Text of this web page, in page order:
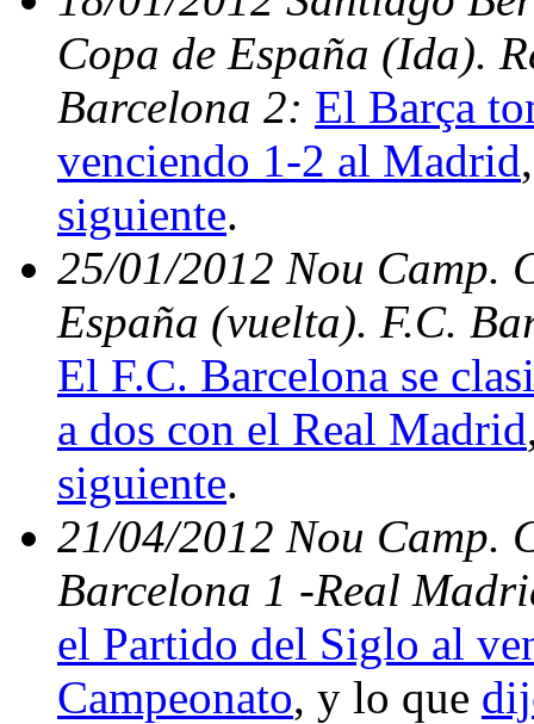
Copa de España (Ida).
Barcelona 2: El Barça
venciendo 1-2 al Madrid
siguiente.
25/01/2012 Nou Camp.
España (vuelta). F.C.
El F.C. Barcelona se
a dos con el Real Madrid
siguiente.
21/04/2012 Nou Camp.
Barcelona 1 -Real
el Partido del Siglo al
Campeonato, y lo que